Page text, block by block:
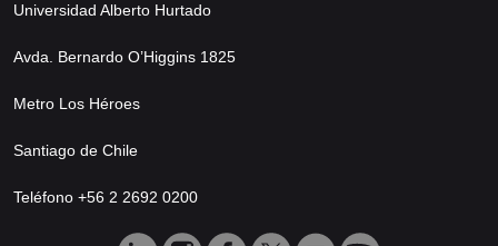
Universidad Alberto Hurtado
Avda. Bernardo O’Higgins 1825
Metro Los Héroes
Santiago de Chile
Teléfono +56 2 2692 0200